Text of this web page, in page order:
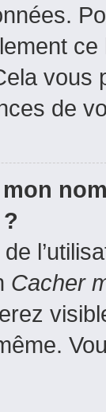
ce
vous
de
Cacher